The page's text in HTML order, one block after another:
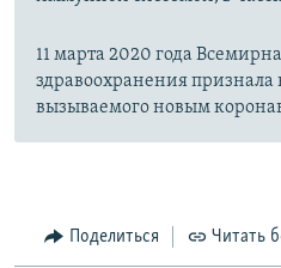
11 марта 2020 года
здравоохранения
вызываемого новым
Поделиться Читать